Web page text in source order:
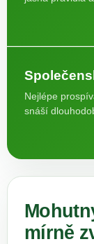
Nejlépe
snáší
mírně